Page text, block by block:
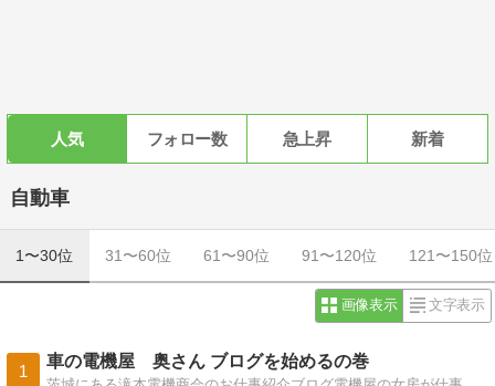
人気 フォロー数 急上昇 新着
自動車
1〜30位 31〜60位 61〜90位 91〜120位 121〜150位
画像表示 文字表示
1
車の電機屋 奥さん ブログを始めるの巻